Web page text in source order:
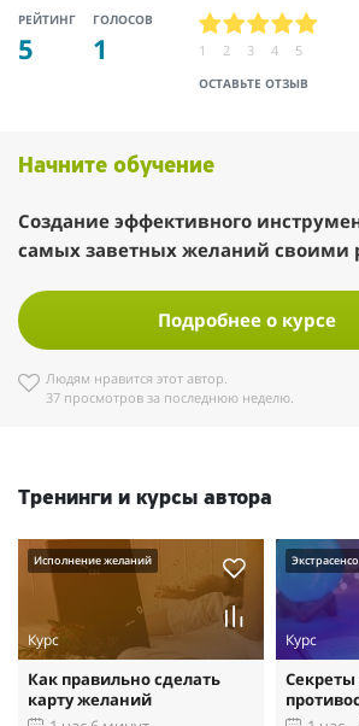
РЕЙТИНГ
5
ГОЛОСОВ
1
ОСТАВЬТЕ ОТЗЫВ
1 2 3 4 5
Начните обучение
Создание эффективного
самых заветных желаний своими
Подробнее о курсе
Людям нравится этот автор.
37 просмотров за последнюю неделю.
Тренинги и курсы автора
Исполнение желаний
Курс
Как правильно сделать
карту желаний
Курс
Секреты